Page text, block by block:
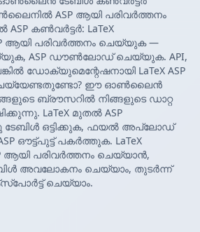
ASP ആയി പരിവർത്തനം
കൺവർട്ടർ: LaTeX
ആയി പരിവർത്തനം ചെയ്യുക —
ASP ഡൗൺലോഡ് ചെയ്യുക. API,
ഡോക്യുമെന്റേഷനായി LaTeX ASP
ഈ ഓൺലൈൻ
ബ്രൗസറിൽ നിങ്ങളുടെ ഡാറ്റ
LaTeX മുതൽ ASP
ടേബിൾ ഒട്ടിക്കുക, ഫയൽ അപ്‌ലോഡ്
ഔട്ട്‌പുട്ട് പകർത്തുക. LaTeX
ആയി പരിവർത്തനം ചെയ്യാൻ,
അവലോകനം ചെയ്യാം, തുടർന്ന്
ചെയ്യാം.